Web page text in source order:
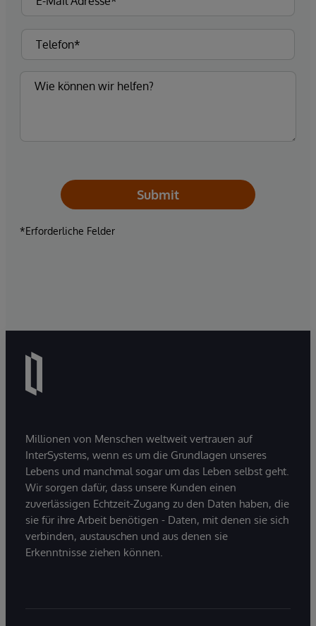
Submit
*Erforderliche Felder
Millionen von Menschen weltweit vertrauen auf
InterSystems, wenn es um die Grundlagen unseres
Lebens und manchmal sogar um das Leben selbst geht.
Wir sorgen dafür, dass unsere Kunden einen
zuverlässigen Echtzeit-Zugang zu den Daten haben, die
sie für ihre Arbeit benötigen - Daten, mit denen sie sich
verbinden, austauschen und aus denen sie
Erkenntnisse ziehen können.